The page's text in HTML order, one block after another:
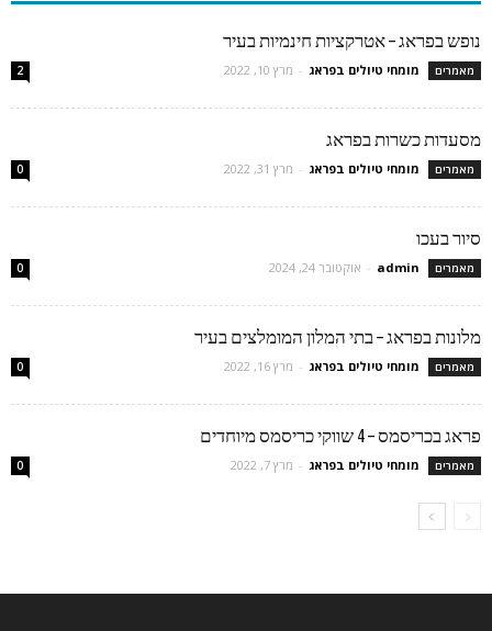
נופש בפראג – אטרקציות חינמיות בעיר
מאמרים מומחי טיולים בפראג - מרץ 10, 2022 2
מסעדות כשרות בפראג
מאמרים מומחי טיולים בפראג - מרץ 31, 2022 0
סיור בעכו
מאמרים admin
- אוקטובר 24, 2024 0
מלונות בפראג – בתי המלון המומלצים בעיר
מאמרים מומחי טיולים בפראג - מרץ 16, 2022 0
פראג בכריסמס – 4 שווקי כריסמס מיוחדים
מאמרים מומחי טיולים בפראג - מרץ 7, 2022 0